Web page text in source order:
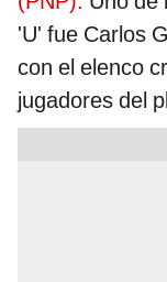
'U' fue Carlos
con el elenco
jugadores del